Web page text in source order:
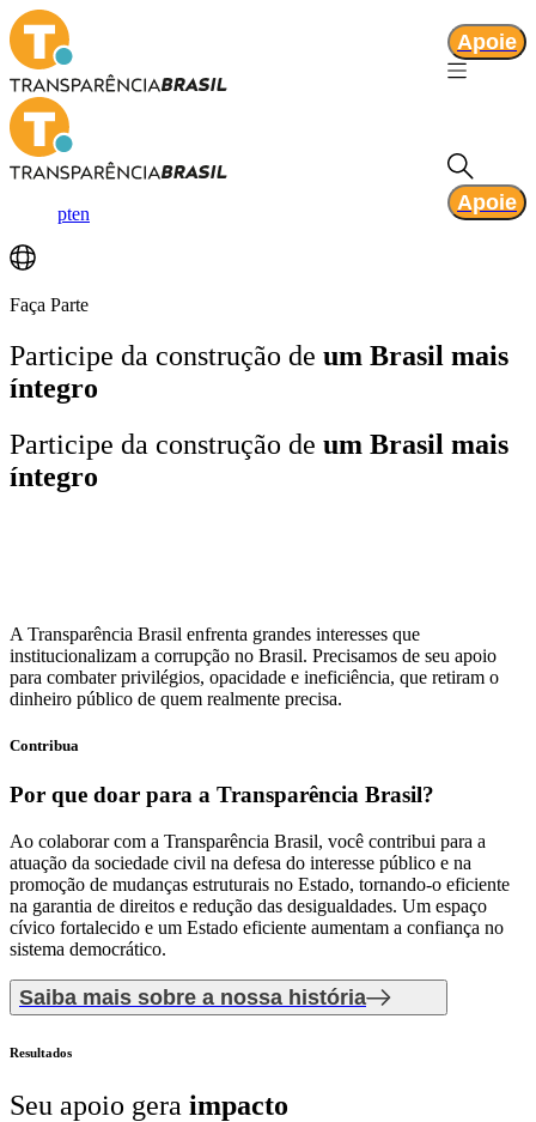
Apoie
pten Apoie
Faça Parte
Participe da construção de um Brasil mais
íntegro
Participe da construção de um Brasil mais
íntegro
A Transparência Brasil enfrenta grandes interesses que
institucionalizam a corrupção no Brasil. Precisamos de seu apoio
para combater privilégios, opacidade e ineficiência, que retiram o
dinheiro público de quem realmente precisa.
Contribua
Por que doar para a Transparência Brasil?
Ao colaborar com a Transparência Brasil, você contribui para a
atuação da sociedade civil na defesa do interesse público e na
promoção de mudanças estruturais no Estado, tornando-o eficiente
na garantia de direitos e redução das desigualdades. Um espaço
cívico fortalecido e um Estado eficiente aumentam a confiança no
sistema democrático.
Saiba mais sobre a nossa história
Resultados
Seu apoio gera impacto